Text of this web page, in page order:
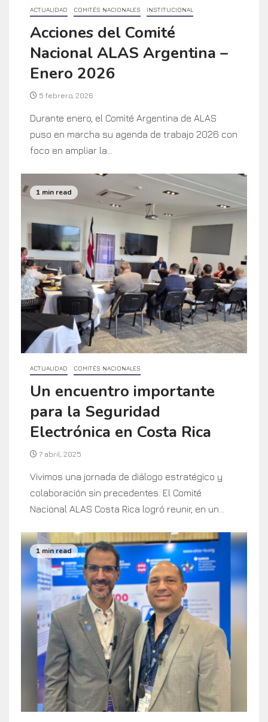
ACTUALIDAD COMITÉS NACIONALES INSTITUCIONAL
Acciones del Comité
Nacional ALAS Argentina –
Enero 2026
5 febrero, 2026
Durante enero, el Comité Argentina de ALAS
puso en marcha su agenda de trabajo 2026 con
foco en ampliar la...
1 min read
ACTUALIDAD COMITÉS NACIONALES
Un encuentro importante
para la Seguridad
Electrónica en Costa Rica
7 abril, 2025
Vivimos una jornada de diálogo estratégico y
colaboración sin precedentes. El Comité
Nacional ALAS Costa Rica logró reunir, en un...
1 min read